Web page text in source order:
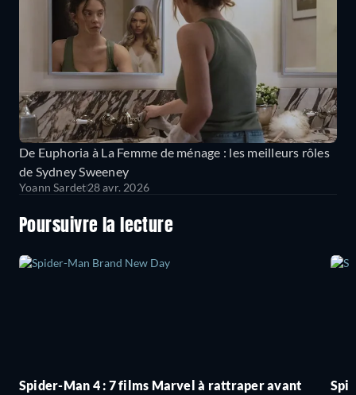
De Euphoria à La Femme de ménage : les meilleurs rôles
de Sydney Sweeney
Yoann Sardet28 avr. 2026
Poursuivre la lecture
Spider-Man 4 : 7 films Marvel à rattraper avant